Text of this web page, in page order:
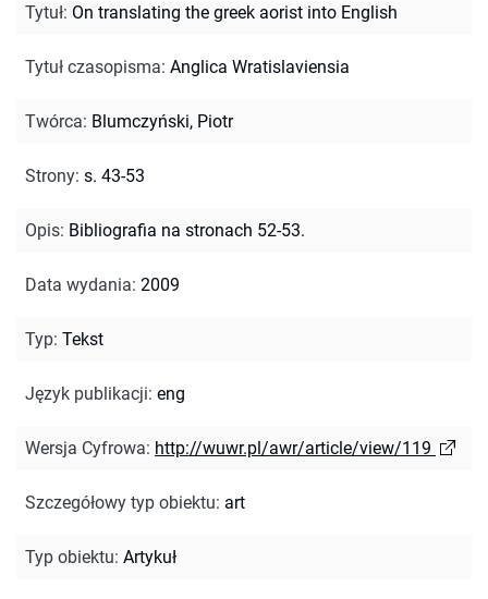
Tytuł: On translating the greek aorist into English
Tytuł czasopisma: Anglica Wratislaviensia
Twórca: Blumczyński, Piotr
Strony: s. 43-53
Opis: Bibliografia na stronach 52-53.
Data wydania: 2009
Typ: Tekst
Język publikacji: eng
Wersja Cyfrowa: http://wuwr.pl/awr/article/view/119
Szczegółowy typ obiektu: art
Typ obiektu: Artykuł